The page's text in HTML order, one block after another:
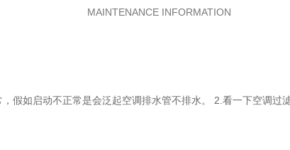
MAINTENANCE INFORMATION
假如启动不正常是会泛起空调排水管不排水。 2.看一下空调过